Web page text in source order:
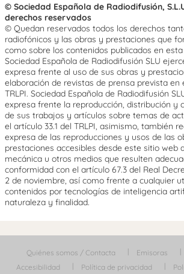
© Sociedad Española de Radiodifusión,
derechos reservados
© Quedan reservados todos los derechos
radiofónicos y las obras y prestaciones que
como sobre los contenidos publicados en
Sociedad Española de Radiodifusión SLU
expresa frente al uso de sus obras y
elaboración de revistas de prensa prevista en
TRLPI. Sociedad Española de Radiodifusión
expresa frente la reproducción, distribución y
de sus trabajos y artículos sobre temas de
el artículo 33.1 del TRLPI, asimismo, también
expresa de las reproducciones y usos de las
prestaciones accesibles desde este sitio web
mecánica u otros medios que resulten
conformidad con el artículo 67.3 del Real
2 de noviembre, así como frente a cualquier
contenidos por tecnologías de inteligencia
naturaleza y finalidad.
Quiénes somos / Contacta Emisoras
Accesibilidad
Política de privacidad